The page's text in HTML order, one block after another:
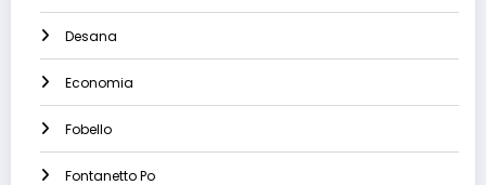
Desana
Economia
Fobello
Fontanetto Po